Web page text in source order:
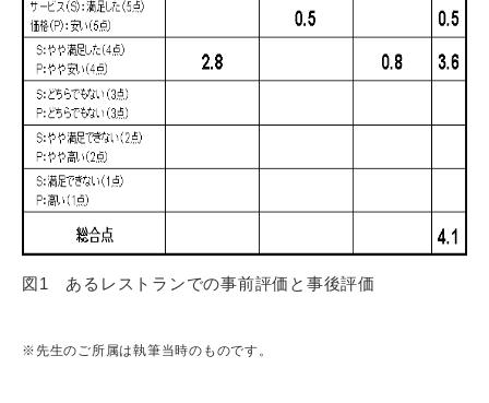
図1 あるレストランでの事前評価と事後評価
※先生のご所属は執筆当時のものです。